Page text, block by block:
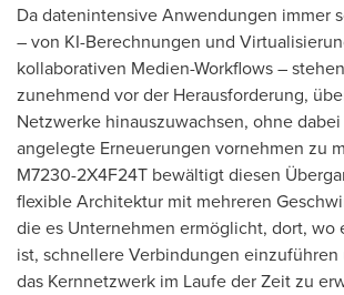
Da datenintensive Anwendungen immer
– von KI-Berechnungen und
kollaborativen Medien-Workflows –
zunehmend vor der Herausforderung,
Netzwerke hinauszuwachsen, ohne
angelegte Erneuerungen vornehmen zu
M7230-2X4F24T bewältigt diesen
flexible Architektur mit mehreren
die es Unternehmen ermöglicht, dort, wo
ist, schnellere Verbindungen
das Kernnetzwerk im Laufe der Zeit zu